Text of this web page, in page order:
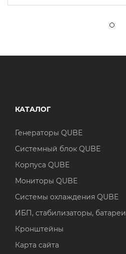
КАТАЛОГ
Генераторы QUBE
Системный блок QUBE
Корпуса QUBE
Мониторы QUBE
Системы охлаждения QUBE
ИБП, стабилизаторы, батареи
Кронштейны
Карта сайта